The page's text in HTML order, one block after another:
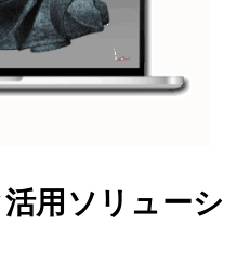
用ソリューシ